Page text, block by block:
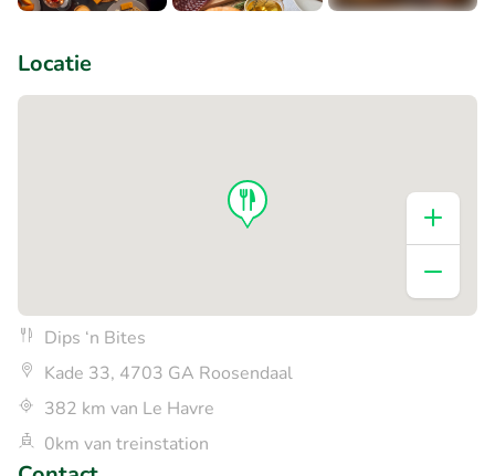
Locatie
Dips ‘n Bites
Kade 33, 4703 GA Roosendaal
382 km van Le Havre
0km van treinstation